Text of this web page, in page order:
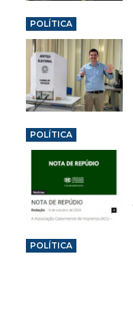
POLÍTICA
POLÍTICA
POLÍTICA